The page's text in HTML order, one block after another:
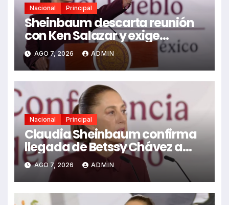
Nacional Principal
Sheinbaum descarta reunión
con Ken Salazar y exige
esclarecer captura del Mayo
AGO 7, 2026 ADMIN
Nacional Principal
Claudia Sheinbaum confirma
llegada de Betssy Chávez a
México tras asilo
AGO 7, 2026 ADMIN